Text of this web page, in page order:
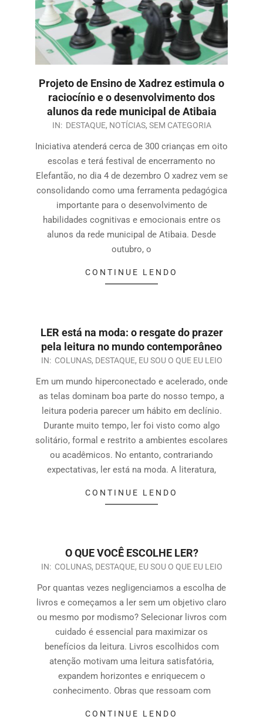
Projeto de Ensino de Xadrez estimula o
raciocínio e o desenvolvimento dos
alunos da rede municipal de Atibaia
IN: DESTAQUE, NOTÍCIAS, SEM CATEGORIA
Iniciativa atenderá cerca de 300 crianças em oito
escolas e terá festival de encerramento no
Elefantão, no dia 4 de dezembro O xadrez vem se
consolidando como uma ferramenta pedagógica
importante para o desenvolvimento de
habilidades cognitivas e emocionais entre os
alunos da rede municipal de Atibaia. Desde
outubro, o
CONTINUE LENDO
LER está na moda: o resgate do prazer
pela leitura no mundo contemporâneo
IN: COLUNAS, DESTAQUE, EU SOU O QUE EU LEIO
Em um mundo hiperconectado e acelerado, onde
as telas dominam boa parte do nosso tempo, a
leitura poderia parecer um hábito em declínio.
Durante muito tempo, ler foi visto como algo
solitário, formal e restrito a ambientes escolares
ou acadêmicos. No entanto, contrariando
expectativas, ler está na moda. A literatura,
CONTINUE LENDO
O QUE VOCÊ ESCOLHE LER?
IN: COLUNAS, DESTAQUE, EU SOU O QUE EU LEIO
Por quantas vezes negligenciamos a escolha de
livros e começamos a ler sem um objetivo claro
ou mesmo por modismo? Selecionar livros com
cuidado é essencial para maximizar os
benefícios da leitura. Livros escolhidos com
atenção motivam uma leitura satisfatória,
expandem horizontes e enriquecem o
conhecimento. Obras que ressoam com
CONTINUE LENDO